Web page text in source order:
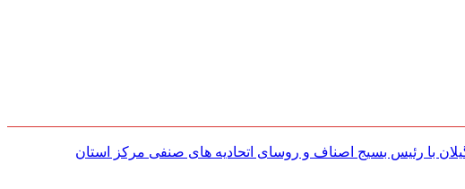
با رئیس بسیج اصناف و روسای اتحادیه های صنفی مركز استان